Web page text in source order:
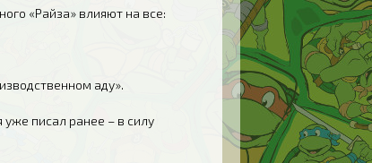
«Райза» влияют на все:
аду».
уже писал ранее – в силу